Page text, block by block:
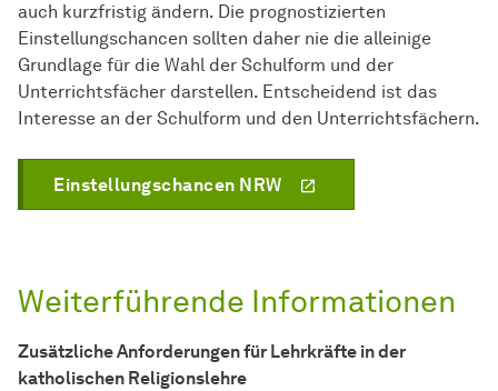
auch kurzfristig ändern. Die prognostizierten
Einstellungschancen sollten daher nie die alleinige
Grundlage für die Wahl der Schulform und der
Unterrichtsfächer darstellen. Entscheidend ist das
Interesse an der Schulform und den Unterrichtsfächern.
Einstellungschancen NRW
Weiterführende Informationen
Zusätzliche Anforderungen für Lehrkräfte in der
katholischen Religionslehre